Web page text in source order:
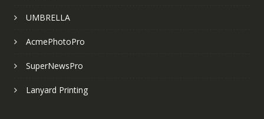
UMBRELLA
AcmePhotoPro
SuperNewsPro
Lanyard Printing